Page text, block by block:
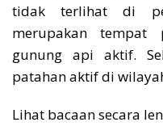
tidak terlihat di
merupakan tempat
gunung api aktif.
patahan aktif di
Lihat bacaan secara